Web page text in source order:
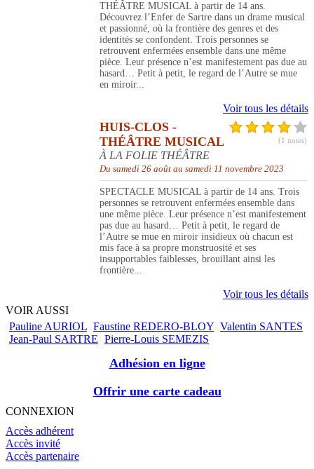
THÉÂTRE MUSICAL à partir de 14 ans.
Découvrez l’Enfer de Sartre dans un drame musical
et passionné, où la frontière des genres et des
identités se confondent. Trois personnes se
retrouvent enfermées ensemble dans une même
pièce. Leur présence n’est manifestement pas due au
hasard… Petit à petit, le regard de l’Autre se mue
en miroir...
Voir tous les détails
(1 notes)
HUIS-CLOS -
THÉÂTRE MUSICAL
À LA FOLIE THÉÂTRE
Du samedi 26 août au samedi 11 novembre 2023
SPECTACLE MUSICAL à partir de 14 ans. Trois
personnes se retrouvent enfermées ensemble dans
une même pièce. Leur présence n’est manifestement
pas due au hasard… Petit à petit, le regard de
l’Autre se mue en miroir insidieux où chacun est
mis face à sa propre monstruosité et ses
insupportables faiblesses, brouillant ainsi les
frontière...
Voir tous les détails
VOIR AUSSI
Pauline AURIOL Faustine REDERO-BLOY Valentin SANTES
Jean-Paul SARTRE Pierre-Louis SEMEZIS
Adhésion en ligne
Offrir une carte cadeau
CONNEXION
Accès adhérent
Accès invité
Accès partenaire